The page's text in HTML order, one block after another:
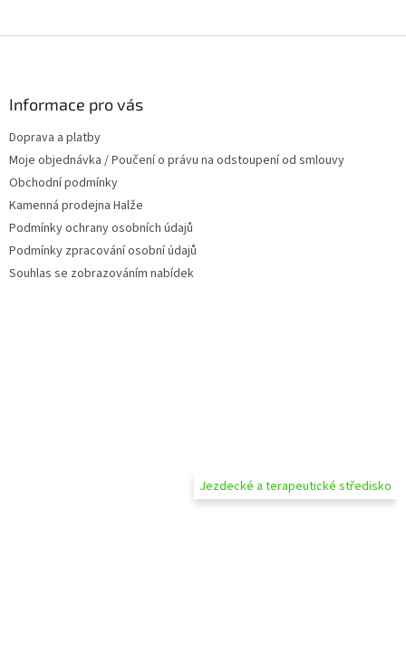
Informace pro vás
Doprava a platby
Moje objednávka / Poučení o právu na odstoupení od smlouvy
Obchodní podmínky
Kamenná prodejna Halže
Podmínky ochrany osobních údajů
Podmínky zpracování osobní údajů
Souhlas se zobrazováním nabídek
Jezdecké a terapeutické středisko